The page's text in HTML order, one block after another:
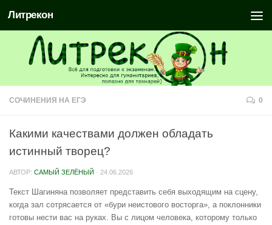
Литрекон
СОЧИНЕНИЯ НА ЕГЭ 0
Какими качествами должен обладать
истинный творец?
АВТОР: САМЫЙ ЗЕЛЁНЫЙ · 24.06.2026
Текст Шагиняна позволяет представить себя выходящим на сцену,
когда зал сотрясается от «бури неистового восторга», а поклонники
готовы нести вас на руках. Вы с лицом человека, которому только